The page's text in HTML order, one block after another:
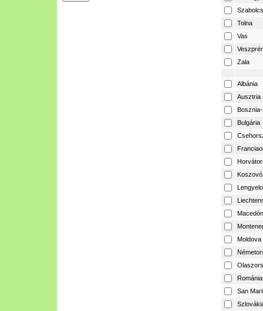
Tolna
Vas
Zala
Albánia
Ausztria
Bulgária
Koszovó
Moldova
Románia
San